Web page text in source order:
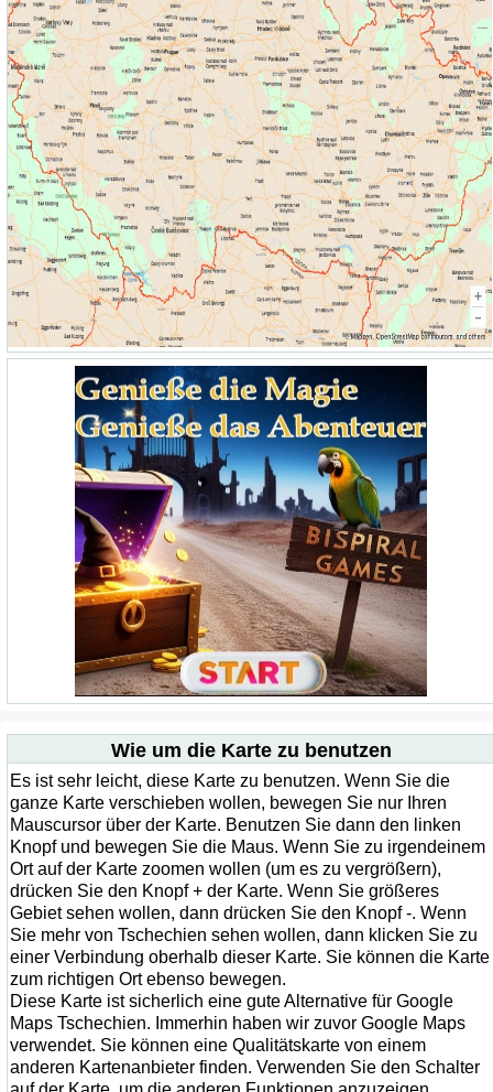
Wie um die Karte zu benutzen
Es ist sehr leicht, diese Karte zu benutzen. Wenn Sie die
ganze Karte verschieben wollen, bewegen Sie nur Ihren
Mauscursor über der Karte. Benutzen Sie dann den linken
Knopf und bewegen Sie die Maus. Wenn Sie zu irgendeinem
Ort auf der Karte zoomen wollen (um es zu vergrößern),
drücken Sie den Knopf + der Karte. Wenn Sie größeres
Gebiet sehen wollen, dann drücken Sie den Knopf -. Wenn
Sie mehr von Tschechien sehen wollen, dann klicken Sie zu
einer Verbindung oberhalb dieser Karte. Sie können die Karte
zum richtigen Ort ebenso bewegen.
Diese Karte ist sicherlich eine gute Alternative für Google
Maps Tschechien. Immerhin haben wir zuvor Google Maps
verwendet. Sie können eine Qualitätskarte von einem
anderen Kartenanbieter finden. Verwenden Sie den Schalter